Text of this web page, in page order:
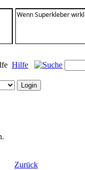
Wenn Superkleber
Hilfe
Zurück